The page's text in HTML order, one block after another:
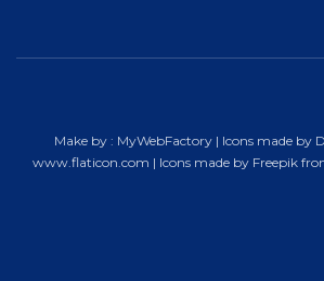
Make by : MyWebFactory | Icons made by
www.flaticon.com | Icons made by Freepik